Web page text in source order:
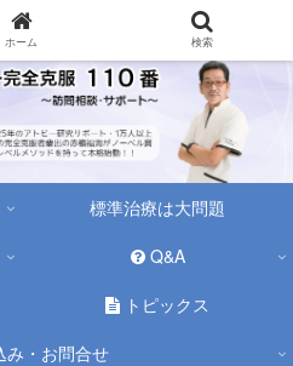
標準治療は大問題
Q&A
トピックス
み・お問合せ
ホーム 検索